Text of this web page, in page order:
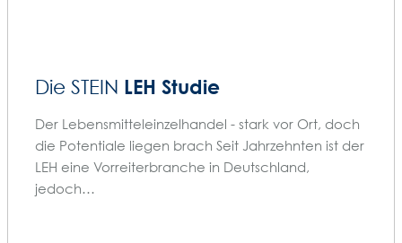
Die STEIN LEH Studie
Der Lebensmitteleinzelhandel - stark vor Ort, doch
die Potentiale liegen brach Seit Jahrzehnten ist der
LEH eine Vorreiterbranche in Deutschland,
jedoch…